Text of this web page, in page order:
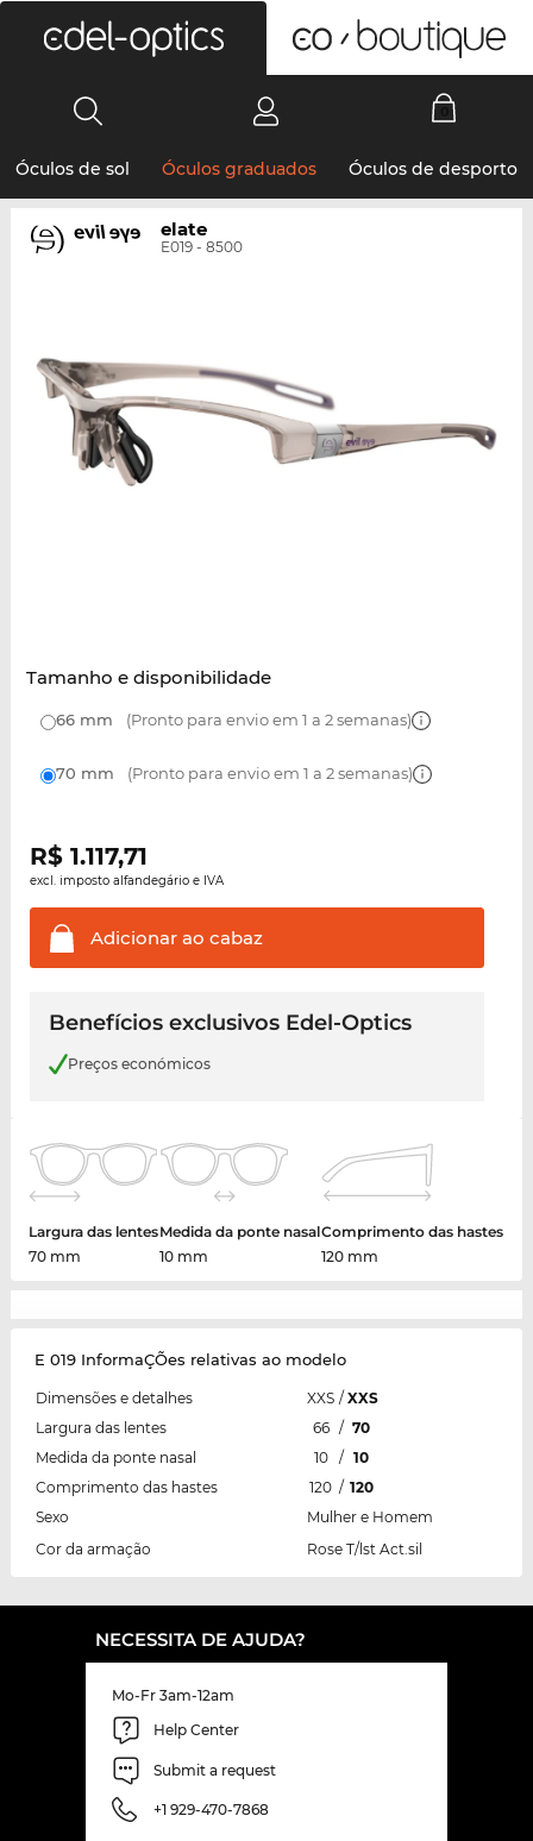
Óculos de sol Óculos graduados Óculos de desporto
elate
E019 - 8500
Tamanho e disponibilidade
66 mm (Pronto para envio em 1 a 2 semanas)
70 mm (Pronto para envio em 1 a 2 semanas)
R$ 1.117,71
excl. imposto alfandegário e IVA
Adicionar ao cabaz
Benefícios exclusivos Edel-Optics
Preços económicos
Largura das lentes
70 mm
Medida da ponte nasal
10 mm
Comprimento das hastes
120 mm
E 019 InformaÇÕes relativas ao modelo
Dimensões e detalhes XXS / XXS
Largura das lentes
66 / 70
Medida da ponte nasal
10 / 10
Comprimento das hastes
120 / 120
Sexo
Mulher e Homem
Cor da armação
Rose T/lst Act.sil
NECESSITA DE AJUDA?
Mo-Fr 3am-12am
Help Center
Submit a request
+1 929-470-7868